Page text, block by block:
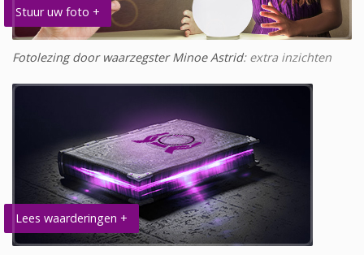
Stuur uw foto +
Fotolezing door waarzegster Minoe Astrid: extra inzichten
Lees waarderingen +